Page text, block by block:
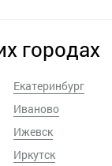
городах
Екатеринбург
Иваново
Ижевск
Иркутск